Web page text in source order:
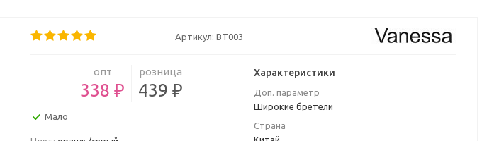
Артикул: BT003
опт
338 ₽
розница
439 ₽
Мало
Характеристики
Доп. параметр
Широкие бретели
Страна